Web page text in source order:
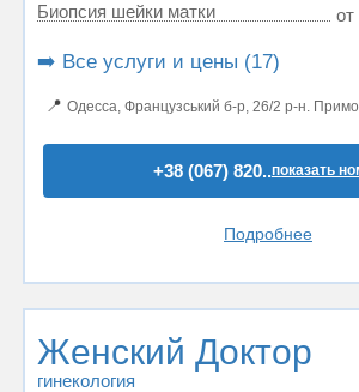
Биопсия шейки матки от
➡️ Все услуги и цены (17)
📍 Одесса, Французський б-р, 26/2 р-н.
+38 (067) 820..показать
Подробнее
Женский Доктор
гинекология